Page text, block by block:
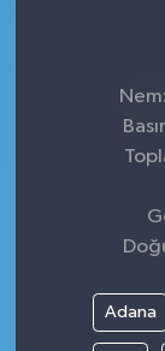
Adana